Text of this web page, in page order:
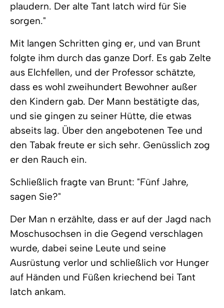
plaudern. Der alte Tant Iatch wird für Sie
sorgen."
Mit langen Schritten ging er, und van Brunt
folgte ihm durch das ganze Dorf. Es gab Zelte
aus Elchfellen, und der Professor schätzte,
dass es wohl zweihundert Bewohner außer
den Kindern gab. Der Mann bestätigte das,
und sie gingen zu seiner Hütte, die etwas
abseits lag. Über den angebotenen Tee und
den Tabak freute er sich sehr. Genüsslich zog
er den Rauch ein.
Schließlich fragte van Brunt: "Fünf Jahre,
sagen Sie?"
Der Man n erzählte, dass er auf der Jagd nach
Moschusochsen in die Gegend verschlagen
wurde, dabei seine Leute und seine
Ausrüstung verlor und schließlich vor Hunger
auf Händen und Füßen kriechend bei Tant
Iatch ankam.